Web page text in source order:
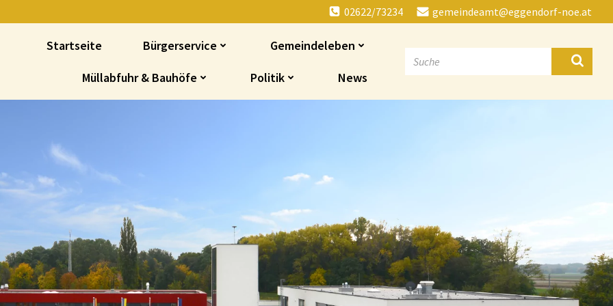
02622/73234 gemeindeamt@eggendorf-noe.at
Startseite Bürgerservice Gemeindeleben
Müllabfuhr & Bauhöfe Politik News